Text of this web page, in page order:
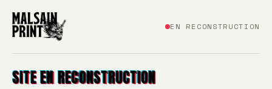
EN RECONSTRUCTION
SITE EN RECONSTRUCTION